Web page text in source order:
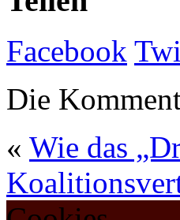
Facebook
Die
« Wie das